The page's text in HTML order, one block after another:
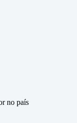
no país